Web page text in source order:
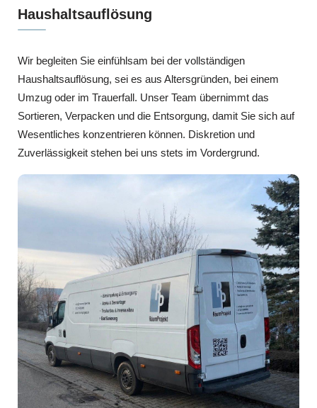
Haushaltsauflösung
Wir begleiten Sie einfühlsam bei der vollständigen
Haushaltsauflösung, sei es aus Altersgründen, bei einem
Umzug oder im Trauerfall. Unser Team übernimmt das
Sortieren, Verpacken und die Entsorgung, damit Sie sich auf
Wesentliches konzentrieren können. Diskretion und
Zuverlässigkeit stehen bei uns stets im Vordergrund.